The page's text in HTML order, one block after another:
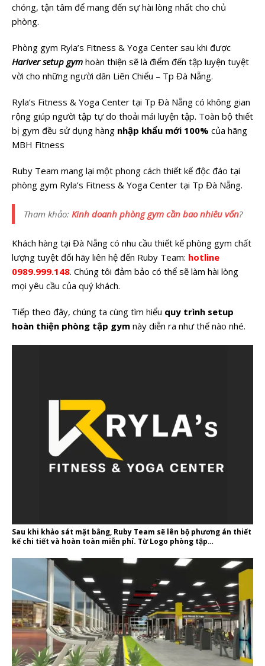
chóng, tận tâm để mang đến sự hài lòng nhất cho chủ
phòng.
Phòng gym Ryla’s Fitness & Yoga Center sau khi được
Hariver setup gym hoàn thiện sẽ là điểm đến tập luyện tuyệt
vời cho những người dân Liên Chiểu – Tp Đà Nẵng.
Ryla’s Fitness & Yoga Center tại Tp Đà Nẵng có không gian
rộng giúp người tập tự do thoải mái luyện tập. Toàn bộ thiết
bị gym đều sử dụng hàng nhập khẩu mới 100% của hãng
MBH Fitness
Ruby Team mang lại một phong cách thiết kế độc đáo tại
phòng gym Ryla’s Fitness & Yoga Center tại Tp Đà Nẵng.
Tham khảo: Kinh doanh phòng gym cần bao nhiêu vốn?
Khách hàng tại Đà Nẵng có nhu cầu thiết kế phòng gym chất
lượng tuyệt đối hãy liên hệ đến Ruby Team: hotline
0989.999.148. Chúng tôi đảm bảo có thể sẽ làm hài lòng
mọi yêu cầu của quý khách.
Tiếp theo đây, chúng ta cùng tìm hiểu quy trình setup
hoàn thiện phòng tập gym này diễn ra như thế nào nhé.
Sau khi khảo sát mặt bằng, Ruby Team sẽ lên bộ phương án thiết
kế chi tiết và hoàn toàn miễn phí. Từ Logo phòng tập…